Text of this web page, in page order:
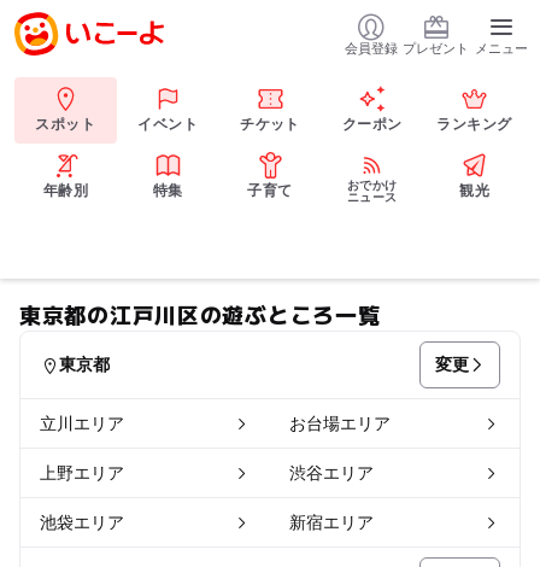
会員登録 プレゼント メニュー
スポット イベント チケット クーポン ランキング
年齢別 特集 子育て
おでかけ
ニュース
観光
東京都の江戸川区の遊ぶところ一覧
東京都 変更
立川エリア お台場エリア
上野エリア 渋谷エリア
池袋エリア 新宿エリア